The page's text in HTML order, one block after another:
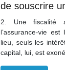
de souscrire
2. Une fiscalité
l’assurance-vie
lieu, seuls les
capital, lui, est